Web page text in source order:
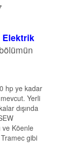
bölümün
hp ye kadar
Yerli
dışında
ve Köenle
gibi